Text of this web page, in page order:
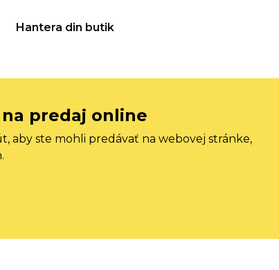
Hantera din butik
predaj online
aby ste mohli predávať na webovej stránke,